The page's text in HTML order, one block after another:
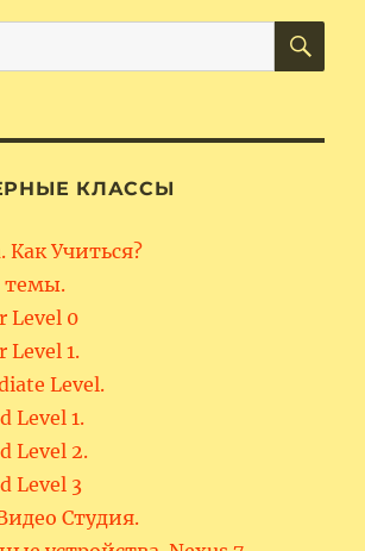
КЛАССЫ
Как Учиться?
темы.
Level 0
Level 1.
Level.
Level 1.
Level 2.
Level 3
Студия.